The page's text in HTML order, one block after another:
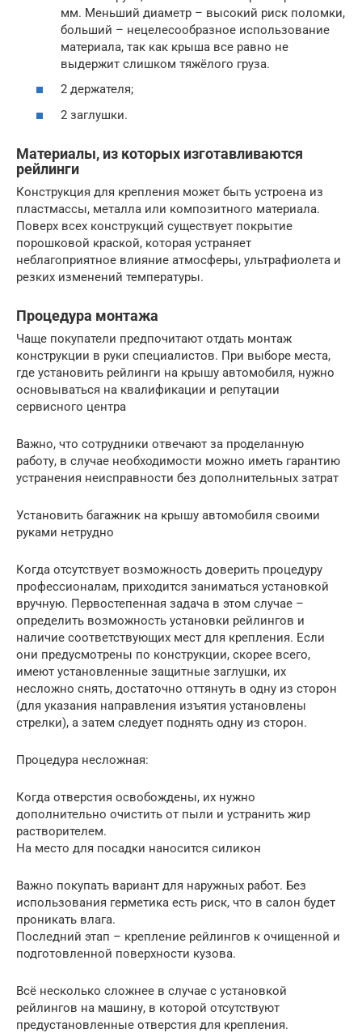
мм. Меньший диаметр – высокий риск поломки,
больший – нецелесообразное использование
материала, так как крыша все равно не
выдержит слишком тяжёлого груза.
2 держателя;
2 заглушки.
Материалы, из которых изготавливаются
рейлинги
Конструкция для крепления может быть устроена из
пластмассы, металла или композитного материала.
Поверх всех конструкций существует покрытие
порошковой краской, которая устраняет
неблагоприятное влияние атмосферы, ультрафиолета и
резких изменений температуры.
Процедура монтажа
Чаще покупатели предпочитают отдать монтаж
конструкции в руки специалистов. При выборе места,
где установить рейлинги на крышу автомобиля, нужно
основываться на квалификации и репутации
сервисного центра
Важно, что сотрудники отвечают за проделанную
работу, в случае необходимости можно иметь гарантию
устранения неисправности без дополнительных затрат
Установить багажник на крышу автомобиля своими
руками нетрудно
Когда отсутствует возможность доверить процедуру
профессионалам, приходится заниматься установкой
вручную. Первостепенная задача в этом случае –
определить возможность установки рейлингов и
наличие соответствующих мест для крепления. Если
они предусмотрены по конструкции, скорее всего,
имеют установленные защитные заглушки, их
несложно снять, достаточно оттянуть в одну из сторон
(для указания направления изъятия установлены
стрелки), а затем следует поднять одну из сторон.
Процедура несложная:
Когда отверстия освобождены, их нужно
дополнительно очистить от пыли и устранить жир
растворителем.
На место для посадки наносится силикон
Важно покупать вариант для наружных работ. Без
использования герметика есть риск, что в салон будет
проникать влага.
Последний этап – крепление рейлингов к очищенной и
подготовленной поверхности кузова.
Всё несколько сложнее в случае с установкой
рейлингов на машину, в которой отсутствуют
предустановленные отверстия для крепления.